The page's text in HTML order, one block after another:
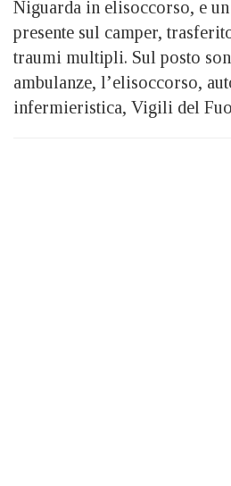
Niguarda in elisoccorso, e
presente sul camper,
traumi multipli. Sul posto
ambulanze, l’elisoccorso,
infermieristica, Vigili del